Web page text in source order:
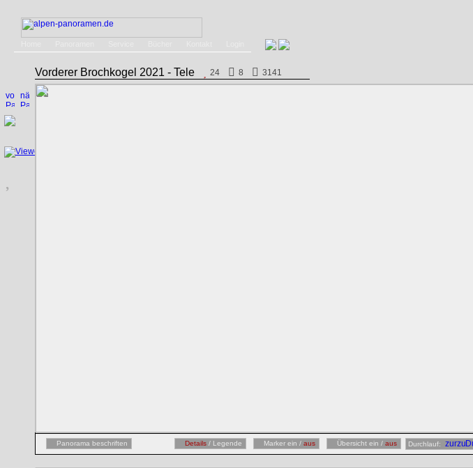
Vorderer Brochkogel 2021 - Tele 24 8 3141
Panorama beschriften Details / Legende Marker ein / aus Übersicht ein / aus Durchlauf: